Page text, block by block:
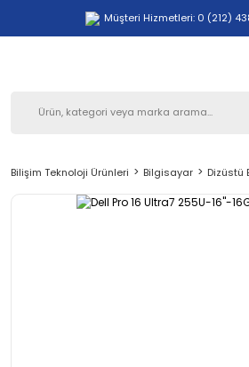
Müşteri Hizmetleri: 0 (212)
Bilişim Teknoloji Ürünleri Bilgisayar Dizüstü